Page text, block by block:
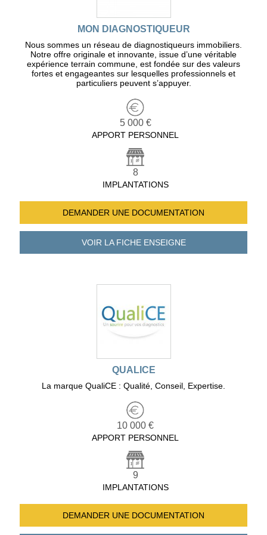
MON DIAGNOSTIQUEUR
Nous sommes un réseau de diagnostiqueurs immobiliers.
Notre offre originale et innovante, issue d’une véritable
expérience terrain commune, est fondée sur des valeurs
fortes et engageantes sur lesquelles professionnels et
particuliers peuvent s’appuyer.
5 000 €
APPORT PERSONNEL
8
IMPLANTATIONS
DEMANDER UNE DOCUMENTATION
VOIR LA FICHEENSEIGNE
QUALICE
La marque QualiCE : Qualité, Conseil, Expertise.
10 000 €
APPORT PERSONNEL
9
IMPLANTATIONS
DEMANDER UNE DOCUMENTATION